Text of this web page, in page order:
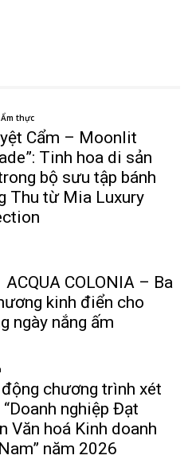
thực
Cẩm – Moonlit
Tinh hoa di sản
bộ sưu tập bánh
Thu từ Mia Luxury
ACQUA COLONIA – Ba
kinh điển cho
ngày nắng ấm
chương trình xét
nghiệp Đạt
Văn hoá Kinh doanh
năm 2026